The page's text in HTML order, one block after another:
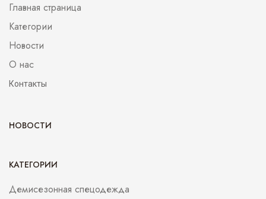
Главная страница
Категории
Новости
О нас
Контакты
НОВОСТИ
КАТЕГОРИИ
Демисезонная спецодежда